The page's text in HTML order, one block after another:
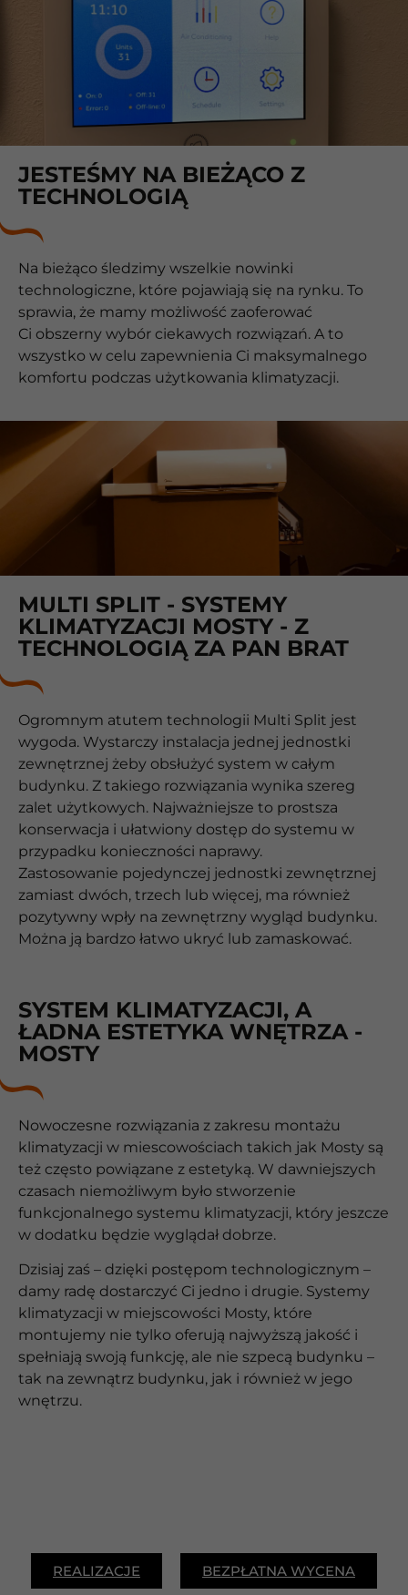
JESTEŚMY NA BIEŻĄCO Z
TECHNOLOGIĄ
Na bieżąco śledzimy wszelkie nowinki
technologiczne, które pojawiają się na rynku. To
sprawia, że mamy możliwość zaoferować
Ci obszerny wybór ciekawych rozwiązań. A to
wszystko w celu zapewnienia Ci maksymalnego
komfortu podczas użytkowania klimatyzacji.
MULTI SPLIT - SYSTEMY
KLIMATYZACJI MOSTY - Z
TECHNOLOGIĄ ZA PAN BRAT
Ogromnym atutem technologii Multi Split jest
wygoda. Wystarczy instalacja jednej jednostki
zewnętrznej żeby obsłużyć system w całym
budynku. Z takiego rozwiązania wynika szereg
zalet użytkowych. Najważniejsze to prostsza
konserwacja i ułatwiony dostęp do systemu w
przypadku konieczności naprawy.
Zastosowanie pojedynczej jednostki zewnętrznej
zamiast dwóch, trzech lub więcej, ma również
pozytywny wpły na zewnętrzny wygląd budynku.
Można ją bardzo łatwo ukryć lub zamaskować.
SYSTEM KLIMATYZACJI, A
ŁADNA ESTETYKA WNĘTRZA -
MOSTY
Nowoczesne rozwiązania z zakresu montażu
klimatyzacji w miescowościach takich jak Mosty są
też często powiązane z estetyką. W dawniejszych
czasach niemożliwym było stworzenie
funkcjonalnego systemu klimatyzacji, który jeszcze
w dodatku będzie wyglądał dobrze.
Dzisiaj zaś – dzięki postępom technologicznym –
damy radę dostarczyć Ci jedno i drugie. Systemy
klimatyzacji w miejscowości Mosty, które
montujemy nie tylko oferują najwyższą jakość i
spełniają swoją funkcję, ale nie szpecą budynku –
tak na zewnątrz budynku, jak i również w jego
wnętrzu.
REALIZACJE BEZPŁATNA WYCENA